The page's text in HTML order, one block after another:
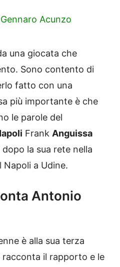
Gennaro Acunzo
una giocata che
Sono contento di
fatto con una
più importante è che
le parole del
Frank Anguissa
la sua rete nella
a Udine.
Antonio
è alla sua terza
il rapporto e le